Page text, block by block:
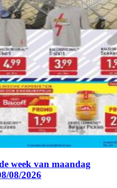
week van maandag
08/2026